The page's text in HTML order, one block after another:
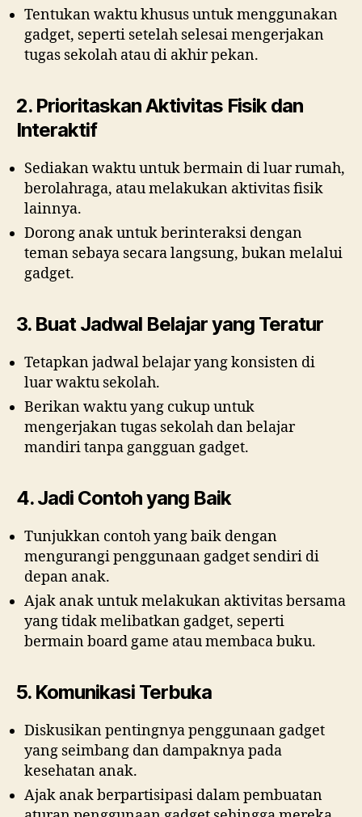
Tentukan waktu khusus untuk menggunakan
gadget, seperti setelah selesai mengerjakan
tugas sekolah atau di akhir pekan.
2. Prioritaskan Aktivitas Fisik dan
Interaktif
Sediakan waktu untuk bermain di luar rumah,
berolahraga, atau melakukan aktivitas fisik
lainnya.
Dorong anak untuk berinteraksi dengan
teman sebaya secara langsung, bukan melalui
gadget.
3. Buat Jadwal Belajar yang Teratur
Tetapkan jadwal belajar yang konsisten di
luar waktu sekolah.
Berikan waktu yang cukup untuk
mengerjakan tugas sekolah dan belajar
mandiri tanpa gangguan gadget.
4. Jadi Contoh yang Baik
Tunjukkan contoh yang baik dengan
mengurangi penggunaan gadget sendiri di
depan anak.
Ajak anak untuk melakukan aktivitas bersama
yang tidak melibatkan gadget, seperti
bermain board game atau membaca buku.
5. Komunikasi Terbuka
Diskusikan pentingnya penggunaan gadget
yang seimbang dan dampaknya pada
kesehatan anak.
Ajak anak berpartisipasi dalam pembuatan